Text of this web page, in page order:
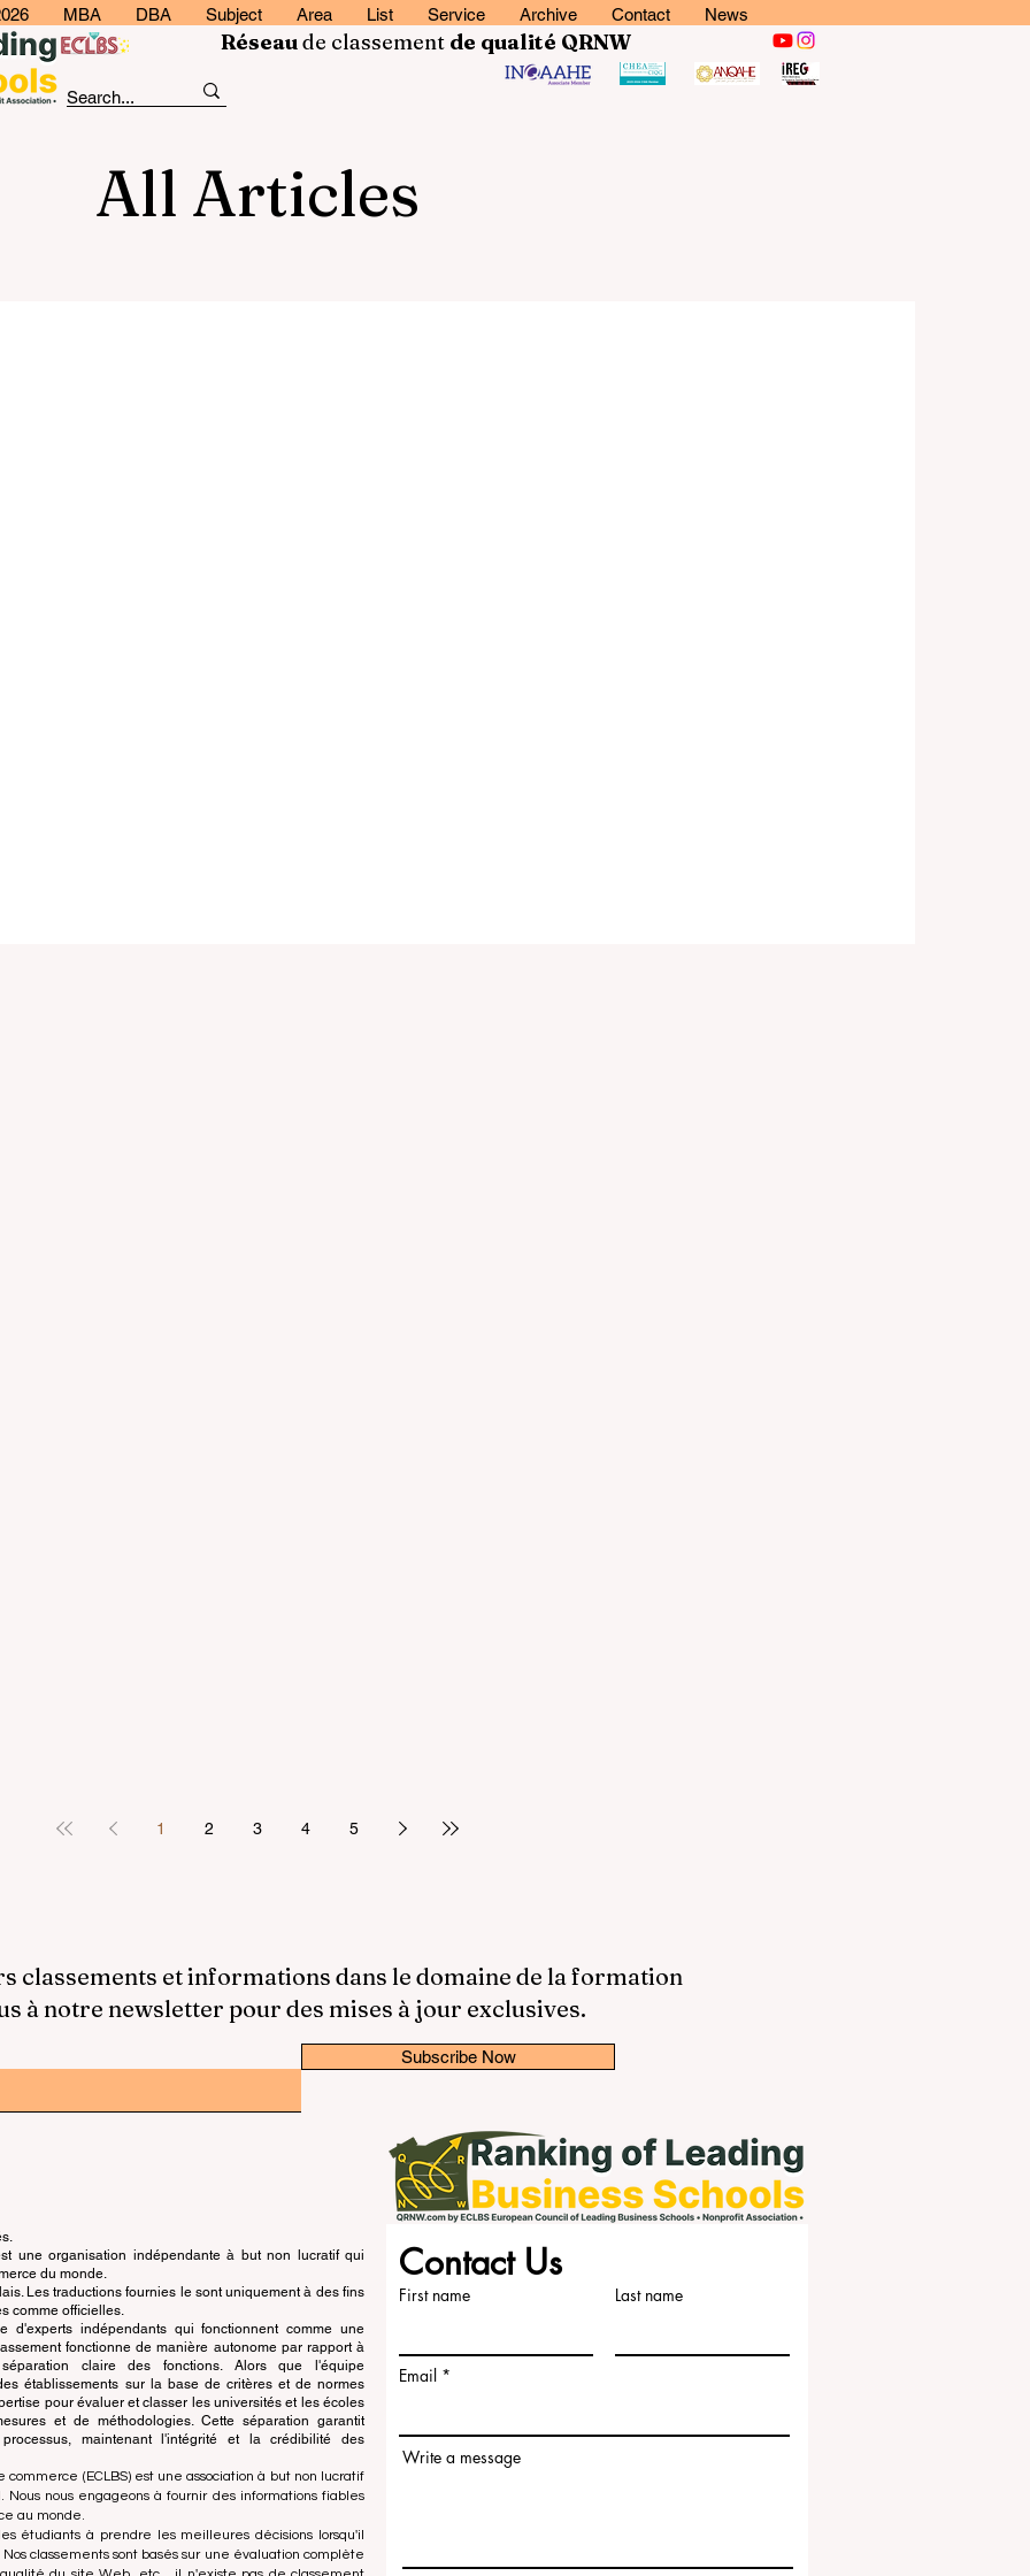
MBA DBA Subject Area List Service Archive Contact News
Réseaude classement de qualité QRNW
All Articles
1 2 3 4 5
classements et informations dans le domaine de la formation
à notre newsletter pour des mises à jour exclusives.
Subscribe Now
une organisation indépendante à but non lucratif qui
du monde.
Les traductions fournies le sont uniquement à des fins
comme officielles.
d'experts indépendants qui fonctionnent comme une
fonctionne de manière autonome par rapport à
claire des fonctions. Alors que l'équipe
établissements sur la base de critères et de normes
pour évaluer et classer les universités et les écoles
et de méthodologies. Cette séparation garantit
maintenant l'intégrité et la crédibilité des
(ECLBS) est une association à but non lucratif
nous engageons à fournir des informations fiables
au monde.
étudiants à prendre les meilleures décisions lorsqu'il
classements sont basés sur une évaluation complète
Contact Us
First name Last name
Email
Write a message